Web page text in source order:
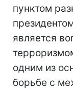
пунктом
является
одним из
борьбе с